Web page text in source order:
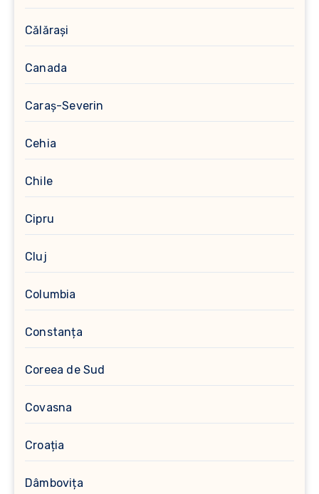
Călărași
Canada
Caraș-Severin
Cehia
Chile
Cipru
Cluj
Columbia
Constanța
Coreea de Sud
Covasna
Croația
Dâmbovița